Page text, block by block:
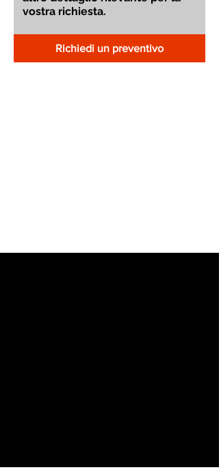
Richiedi un preventivo